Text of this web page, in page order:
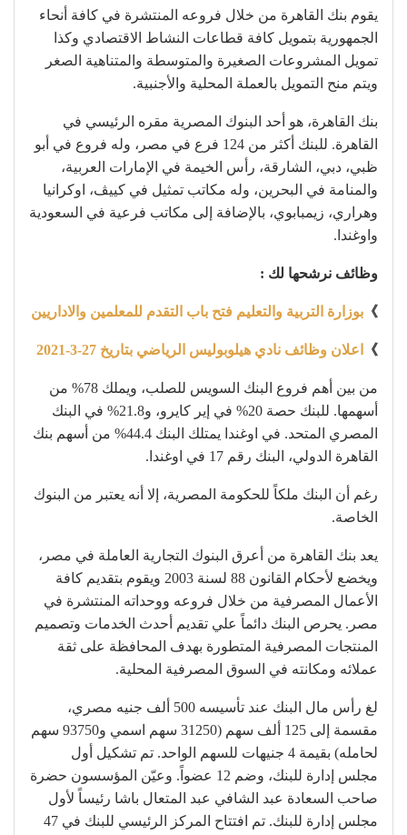
يقوم بنك القاهرة من خلال فروعه المنتشرة في كافة أنحاء
الجمهورية بتمويل كافة قطاعات النشاط الاقتصادي وكذا
تمويل المشروعات الصغيرة والمتوسطة والمتناهية الصغر
ويتم منح التمويل بالعملة المحلية والأجنبية.
بنك القاهرة، هو أحد البنوك المصرية مقره الرئيسي في
القاهرة. للبنك أكثر من 124 فرع في مصر، وله فروع في أبو
ظبي، دبي، الشارقة، رأس الخيمة في الإمارات العربية،
والمنامة في البحرين، وله مكاتب تمثيل في كييڤ، اوكرانيا
وهراري، زيمبابوي، بالإضافة إلى مكاتب فرعية في السعودية
واوغندا.
وظائف نرشحها لك :
》 بوزارة التربية والتعليم فتح باب التقدم للمعلمين والاداريين
》 اعلان وظائف نادي هيلوبوليس الرياضي بتاريخ 27-3-2021
من بين أهم فروع البنك السويس للصلب، ويملك 78% من
أسهمها. للبنك حصة 20% في إير كايرو، و21.8% في البنك
المصري المتحد. في اوغندا يمتلك البنك 44.4% من أسهم بنك
القاهرة الدولي، البنك رقم 17 في اوغندا.
رغم أن البنك ملكاً للحكومة المصرية، إلا أنه يعتبر من البنوك
الخاصة.
يعد بنك القاهرة من أعرق البنوك التجارية العاملة في مصر،
ويخضع لأحكام القانون 88 لسنة 2003 ويقوم بتقديم كافة
الأعمال المصرفية من خلال فروعه ووحداته المنتشرة في
مصر. يحرص البنك دائماً علي تقديم أحدث الخدمات وتصميم
المنتجات المصرفية المتطورة بهدف المحافظة على ثقة
عملائه ومكانته في السوق المصرفية المحلية.
لغ رأس مال البنك عند تأسيسه 500 ألف جنيه مصري،
مقسمة إلى 125 ألف سهم (31250 سهم اسمي و93750 سهم
لحامله) بقيمة 4 جنيهات للسهم الواحد. تم تشكيل أول
مجلس إدارة للبنك، وضم 12 عضواً. وعيّن المؤسسون حضرة
صاحب السعادة عبد الشافي عبد المتعال باشا رئيساً لأول
مجلس إدارة للبنك. تم افتتاح المركز الرئيسي للبنك في 47